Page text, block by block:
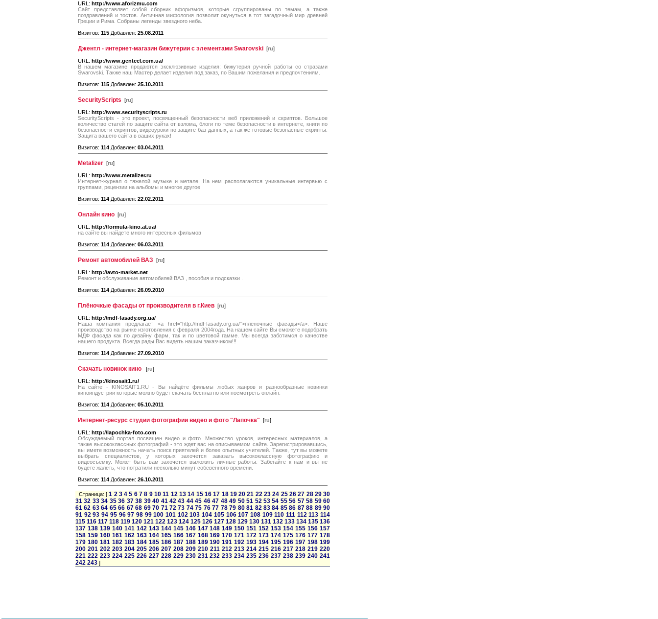
URL: http://www.aforizmu.com
Сайт представляет собой сборник афоризмов, которые сгруппированы по темам, а также
поздравлений и тостов. Античная мифология позволит окунуться в тот загадочный мир древней
Греции и Рима. Собраны легенды звездного неба.
Визитов: 115 Добавлен: 25.08.2011
Джентл - интернет-магазин бижутерии с элементами Swarovski [ru]
URL: http://www.genteel.com.ua/
В нашем магазине продаются эксклюзивные изделия: бижутерия ручной работы со стразами
Swarovski. Также наш Мастер делает изделия под заказ, по Вашим пожелания и предпочтениям.
Визитов: 115 Добавлен: 25.10.2011
SecurityScripts [ru]
URL: http://www.securityscripts.ru
SecurityScripts - это проект, посвященный безопасности веб приложений и скриптов. Большое
количество статей по защите сайта от взлома, блоги по теме безопасности в интернете, книги по
безопасности скриптов, видеоуроки по защите баз данных, а так же готовые безопасные скрипты.
Защита вашего сайта в ваших руках!
Визитов: 114 Добавлен: 03.04.2011
Metalizer [ru]
URL: http://www.metalizer.ru
Интернет-журнал о тяжелой музыке и метале. На нем располагаются уникальные интервью с
группами, рецензии на альбомы и многое другое
Визитов: 114 Добавлен: 22.02.2011
Онлайн кино [ru]
URL: http://formula-kino.at.ua/
на сайте вы найдете много интересных фильмов
Визитов: 114 Добавлен: 06.03.2011
Ремонт автомобилей ВАЗ [ru]
URL: http://avto-market.net
Ремонт и обслуживание автомобилей ВАЗ , пособия и подсказки .
Визитов: 114 Добавлен: 26.09.2010
Плёночкые фасады от производителя в г.Киев [ru]
URL: http://mdf-fasady.org.ua/
Наша компания предлагает <a href="http://mdf-fasady.org.ua/">плёночные фасады</a>. Наше
производство на рынке изготовления с февраля 2004года. На нашем сайте Вы сможете подобрать
МДФ фасада как по дизайну фарм, так и по цветовой гамме. Мы всегда заботимся о качестве
нашего продукта. Всегда рады Вас видеть нашим заказчиком!!!
Визитов: 114 Добавлен: 27.09.2010
Скачать новинок кино [ru]
URL: http://kinosait1.ru/
На сайте - KINOSAIT1.RU - Вы найдёте фильмы любых жанров и разнообразные новинки
киноиндустрии которые можно будет скачать бесплатно или посмотреть онлайн.
Визитов: 114 Добавлен: 05.10.2011
Интернет-ресурс студии фотографии видео и фото "Лапочка" [ru]
URL: http://lapochka-foto.com
Обсуждаемый портал посвящен видео и фото. Множество уроков, интересных материалов, а
также высококлассных фотографий - это ждет вас на описываемом сайте. Зарегистрировавшись,
вы имете возможность начать поиск приятелей и более опытных учителей. Также, тут вы можете
выбрать специалистов, у которых захочется заказать высококлассную фотографию и
видеосъемку. Может быть вам захочется выложить личные работы. Забегайте к нам и вы не
будете жалеть, что потратили несколько минут собсвенного времени.
Визитов: 114 Добавлен: 26.10.2011
Страница: [1 2 3 4 5 6 7 8 9 10 11 12 13 14 15 16 17 18 19 20 21 22 23 24 25 26 27 28 29 30
31 32 33 34 35 36 37 38 39 40 41 42 43 44 45 46 47 48 49 50 51 52 53 54 55 56 57 58 59 60
61 62 63 64 65 66 67 68 69 70 71 72 73 74 75 76 77 78 79 80 81 82 83 84 85 86 87 88 89 90
91 92 93 94 95 96 97 98 99 100 101 102 103 104 105 106 107 108 109 110 111 112 113 114
115 116 117 118 119 120 121 122 123 124 125 126 127 128 129 130 131 132 133 134 135 136
137 138 139 140 141 142 143 144 145 146 147 148 149 150 151 152 153 154 155 156 157
158 159 160 161 162 163 164 165 166 167 168 169 170 171 172 173 174 175 176 177 178
179 180 181 182 183 184 185 186 187 188 189 190 191 192 193 194 195 196 197 198 199
200 201 202 203 204 205 206 207 208 209 210 211 212 213 214 215 216 217 218 219 220
221 222 223 224 225 226 227 228 229 230 231 232 233 234 235 236 237 238 239 240 241
242 243 ]